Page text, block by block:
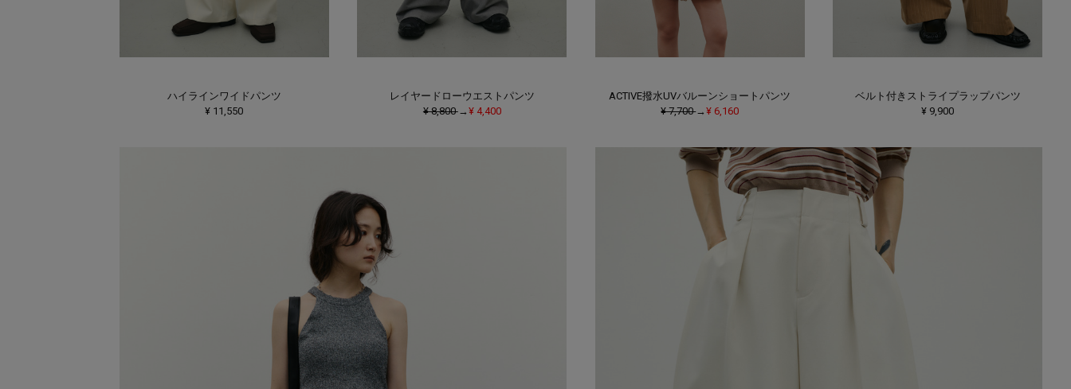
ハイラインワイドパンツ
¥ 11,550
レイヤードローウエストパンツ
¥ 8,800→ ¥ 4,400
ACTIVE撥水UVバルーンショートパンツ
¥ 7,700→¥ 6,160
ベルト付きストライプラップパンツ
¥ 9,900